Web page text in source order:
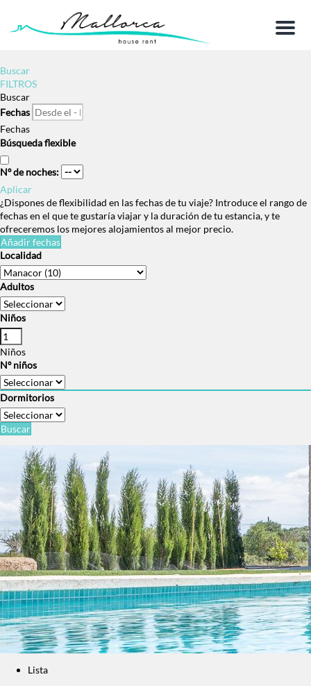
Menu
Buscar
FILTROS
Buscar
Fechas
Fechas
Búsqueda flexible
Nº de noches:
Aplicar
¿Dispones de flexibilidad en las fechas de tu viaje? Introduce el rango de
fechas en el que te gustaría viajar y la duración de tu estancia, y te
ofreceremos los mejores alojamientos al mejor precio.
Añadir fechas
Localidad
Adultos
Niños
Niños
Nº niños
Dormitorios
Buscar
Lista